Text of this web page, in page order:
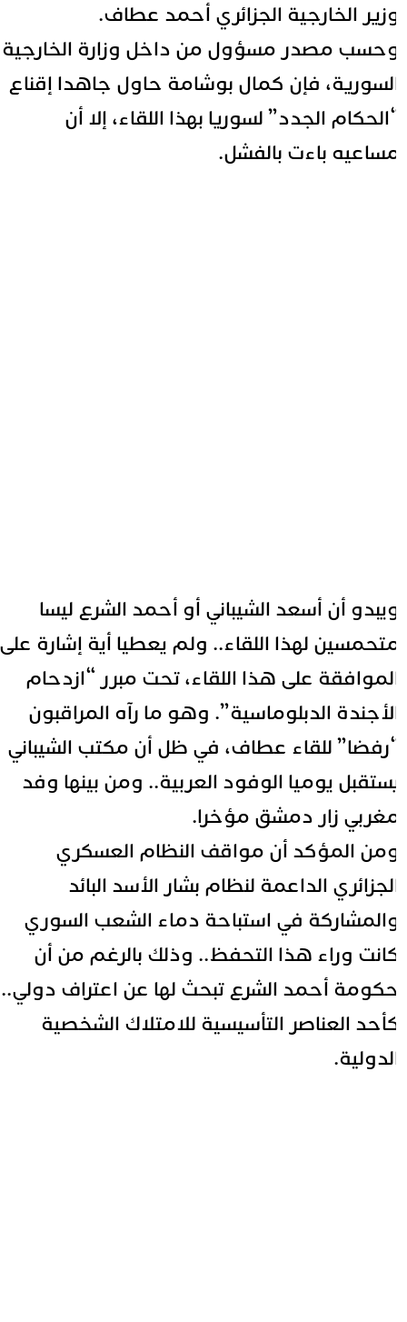
الخارجية الجزائري أحمد عطاف.
مصدر مسؤول من داخل وزارة الخارجية
فإن كمال بوشامة حاول جاهدا إقناع
الجدد” لسوريا بهذا اللقاء، إلا أن
باءت بالفشل.
أن أسعد الشيباني أو أحمد الشرع ليسا
لهذا اللقاء.. ولم يعطيا أية إشارة على
على هذا اللقاء، تحت مبرر “ازدحام
الدبلوماسية”. وهو ما رآه المراقبون
للقاء عطاف، في ظل أن مكتب الشيباني
يوميا الوفود العربية.. ومن بينها وفد
زار دمشق مؤخرا.
المؤكد أن مواقف النظام العسكري
الداعمة لنظام بشار الأسد البائد
في استباحة دماء الشعب السوري
وراء هذا التحفظ.. وذلك بالرغم من أن
أحمد الشرع تبحث لها عن اعتراف دولي..
العناصر التأسيسية للامتلاك الشخصية